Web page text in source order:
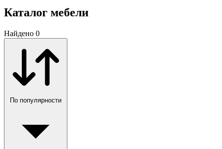
Каталог мебели
Найдено 0
По популярности